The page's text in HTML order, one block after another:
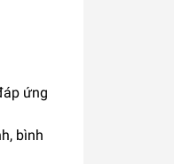
ứng
bình